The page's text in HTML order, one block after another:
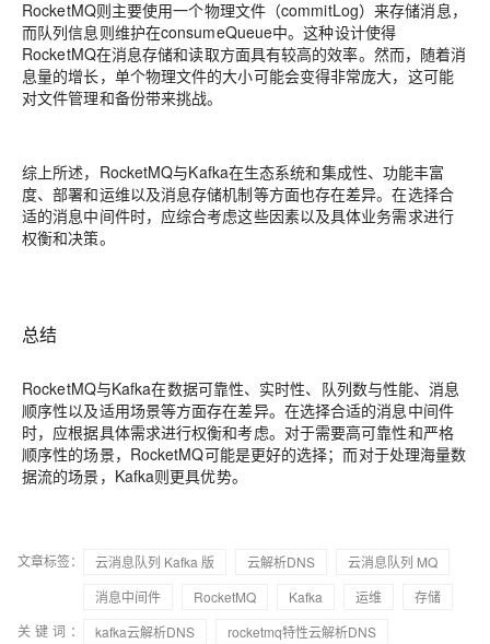
RocketMQ则主要使用一个物理文件（commitLog）来存储消息，
而队列信息则维护在consumeQueue中。这种设计使得
RocketMQ在消息存储和读取方面具有较高的效率。然而，随着消
息量的增长，单个物理文件的大小可能会变得非常庞大，这可能
对文件管理和备份带来挑战。
综上所述，RocketMQ与Kafka在生态系统和集成性、功能丰富
度、部署和运维以及消息存储机制等方面也存在差异。在选择合
适的消息中间件时，应综合考虑这些因素以及具体业务需求进行
权衡和决策。
总结
RocketMQ与Kafka在数据可靠性、实时性、队列数与性能、消息
顺序性以及适用场景等方面存在差异。在选择合适的消息中间件
时，应根据具体需求进行权衡和考虑。对于需要高可靠性和严格
顺序性的场景，RocketMQ可能是更好的选择；而对于处理海量数
据流的场景，Kafka则更具优势。
文章标签： 云消息队列 Kafka 版 云解析DNS
云消息队列 MQ
消息中间件
RocketMQ Kafka 运维
存储
关键词：
kafka云解析DNS
rocketmq特性云解析DNS